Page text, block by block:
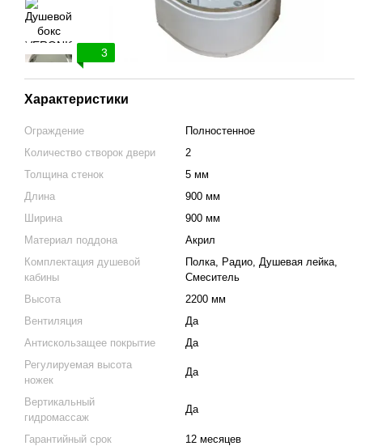
3
Характеристики
Ограждение
Полностенное
Количество створок двери
2
Толщина стенок
5 мм
Длина
900 мм
Ширина
900 мм
Материал поддона
Акрил
Комплектация душевой
кабины
Полка, Радио, Душевая лейка,
Смеситель
Высота
2200 мм
Вентиляция
Да
Антискользащее покрытие
Да
Регулируемая высота
ножек
Да
Вертикальный
гидромассаж
Да
Гарантийный срок
12 месяцев